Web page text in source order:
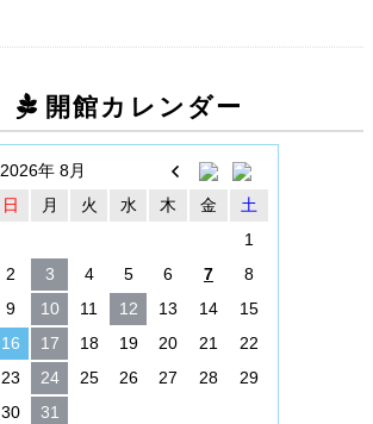
開館カレンダー
2026年 8月
日
月 火 水 木 金
土
1
2
3 4 5 6 7
8
9
10 11 12 13 14
15
16
17 18 19 20 21
22
23
24 25 26 27 28
29
30
31